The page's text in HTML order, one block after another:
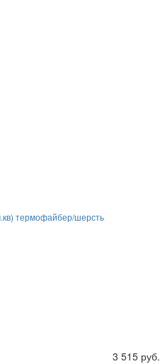
термофайбер/шерсть
3 515 руб.